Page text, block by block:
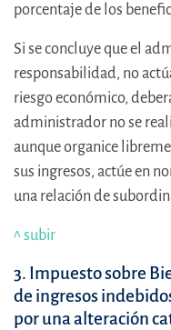
porcentaje de los
Si se concluye que el
responsabilidad, no
riesgo económico,
administrador no se
aunque organice
sus ingresos, actúe en
una relación de
^ subir
3. Impuesto sobre
de ingresos
por una alteración